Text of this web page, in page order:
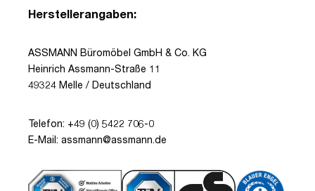
Herstellerangaben:
ASSMANN Büromöbel GmbH & Co. KG
Heinrich Assmann-Straße 11
49324 Melle / Deutschland
Telefon: +49 (0) 5422 706-0
E-Mail: assmann@assmann.de